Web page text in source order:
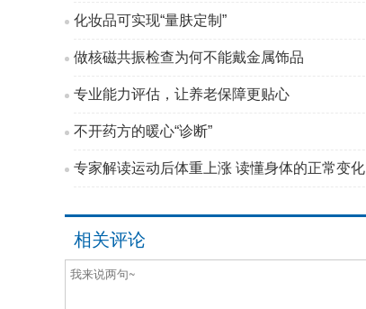
化妆品可实现“量肤定制”
做核磁共振检查为何不能戴金属饰品
专业能力评估，让养老保障更贴心
不开药方的暖心“诊断”
专家解读运动后体重上涨 读懂身体的正常变化
相关评论